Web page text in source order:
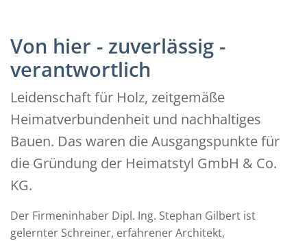
Von hier - zuverlässig -
verantwortlich
Leidenschaft für Holz, zeitgemäße
Heimatverbundenheit und nachhaltiges
Bauen. Das waren die Ausgangspunkte für
die Gründung der Heimatstyl GmbH & Co.
KG.
Der Firmeninhaber Dipl. Ing. Stephan Gilbert ist
gelernter Schreiner, erfahrener Architekt,